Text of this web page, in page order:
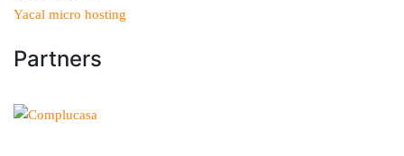
Yacal micro hosting
Partners